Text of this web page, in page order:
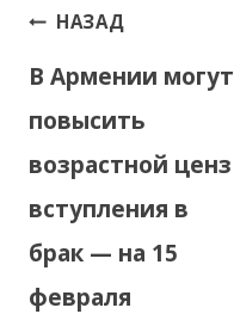
Навигация
записям
НАЗАД
В Армении могут
повысить
возрастной ценз
вступления в
брак — на 15
февраля